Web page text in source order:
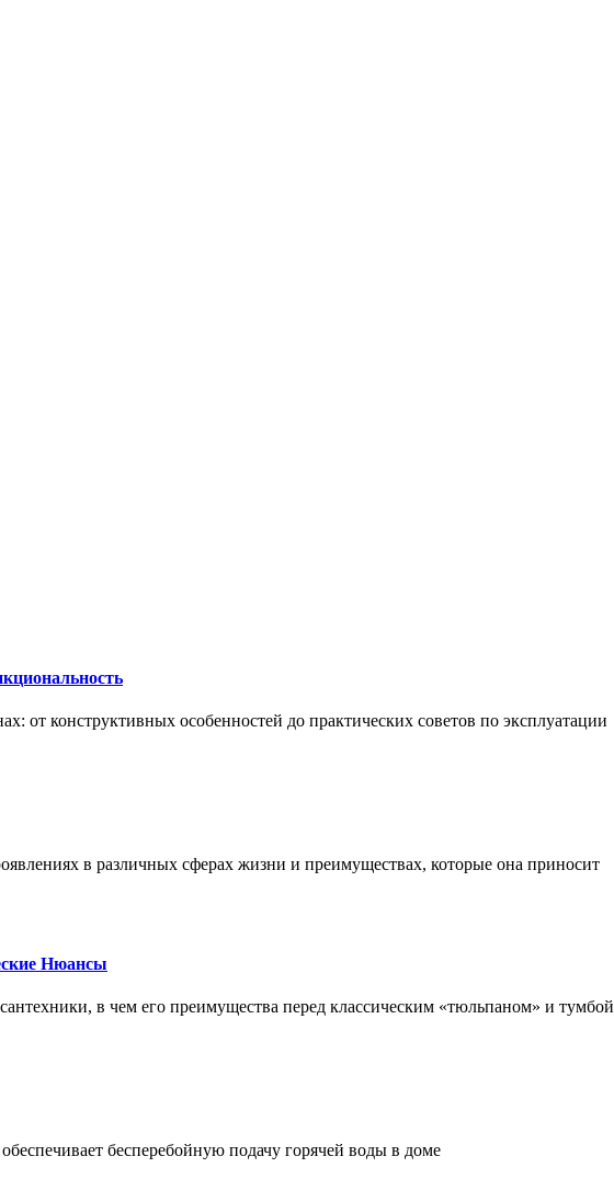
от конструктивных особенностей до практических советов по эксплуатации
в различных сферах жизни и преимуществах, которые она приносит
Нюансы
в чем его преимущества перед классическим «тюльпаном» и тумбой
бесперебойную подачу горячей воды в доме